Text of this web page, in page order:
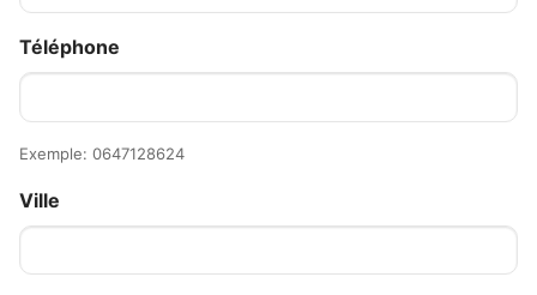
Téléphone
Exemple: 0647128624
Ville